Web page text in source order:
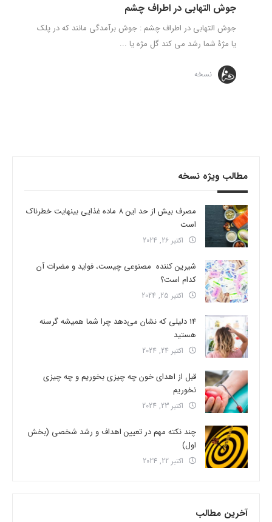
جوش التهابی در اطراف چشم
جوش التهابی در اطراف چشم : جوش برآمدگی مانند که در پلک
یا مژۀ شما رشد می کند گل مژه یا ...
نسخه
مطالب ویژه نسخه
مصرف بیش از حد این 8 ماده غذایی بینهایت خطرناک
است
اکتبر 26, 2024
شیرین کننده مصنوعی چیست، فواید و مضرات آن
کدام است؟
اکتبر 25, 2024
14 دلیلی که نشان می‌دهد چرا شما همیشه گرسنه
هستید
اکتبر 24, 2024
قبل از اهدای خون چه چیزی بخوریم و چه چیزی
نخوریم
اکتبر 23, 2024
چند نکته مهم در تعیین اهداف و رشد شخصی (بخش
اول)
اکتبر 22, 2024
آخرین مطالب